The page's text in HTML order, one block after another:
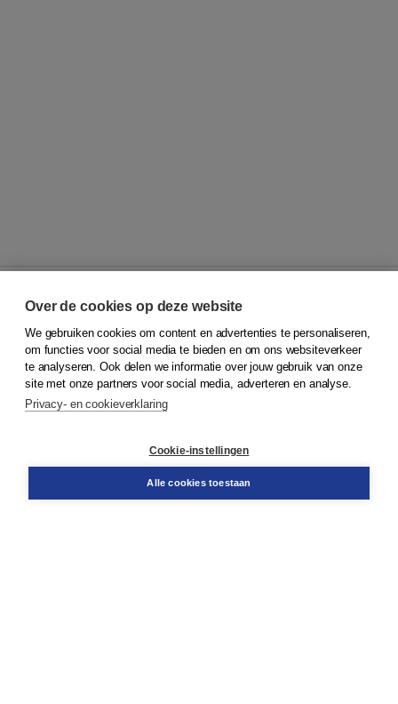
© 2026Koninklijke Boom uitgevers
Klantenservice
Service & informatie
Contact
Over de cookies op deze website
We gebruiken cookies om content en advertenties te personaliseren,
om functies voor social media te bieden en om ons websiteverkeer
te analyseren. Ook delen we informatie over jouw gebruik van onze
site met onze partners voor social media, adverteren en analyse.
Privacy- en cookieverklaring
Cookie-instellingen
Alle cookies toestaan